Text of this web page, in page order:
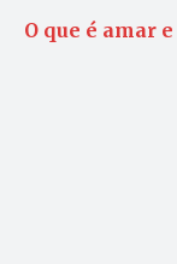
O que é amar